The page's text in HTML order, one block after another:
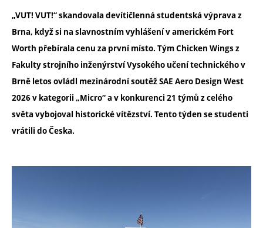
„VUT! VUT!“ skandovala devítičlenná studentská výprava z
Brna, když si na slavnostním vyhlášení v americkém Fort
Worth přebírala cenu za první místo. Tým Chicken Wings z
Fakulty strojního inženýrství Vysokého učení technického v
Brně letos ovládl mezinárodní soutěž SAE Aero Design West
2026 v kategorii „Micro“ a v konkurenci 21 týmů z celého
světa vybojoval historické vítězství. Tento týden se studenti
vrátili do Česka.